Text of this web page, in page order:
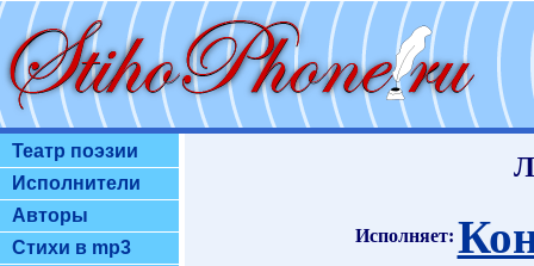
Театр поэзии
Исполнители
Авторы
Стихи в mp3
Исполняет: